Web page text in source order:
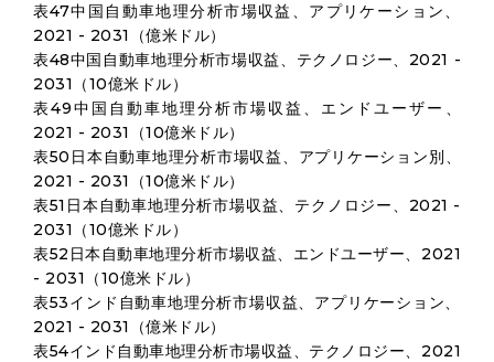
表47中国自動車地理分析市場収益、アプリケーション、
2021 - 2031（億米ドル）
表48中国自動車地理分析市場収益、テクノロジー、2021 -
2031（10億米ドル）
表49中国自動車地理分析市場収益、エンドユーザー、
2021 - 2031（10億米ドル）
表50日本自動車地理分析市場収益、アプリケーション別、
2021 - 2031（10億米ドル）
表51日本自動車地理分析市場収益、テクノロジー、2021 -
2031（10億米ドル）
表52日本自動車地理分析市場収益、エンドユーザー、2021
- 2031（10億米ドル）
表53インド自動車地理分析市場収益、アプリケーション、
2021 - 2031（億米ドル）
表54インド自動車地理分析市場収益、テクノロジー、2021